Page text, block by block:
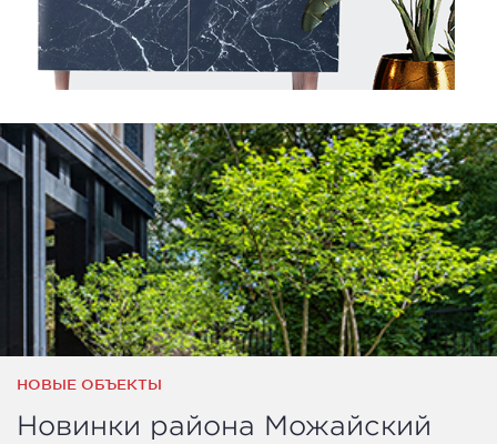
НОВЫЕ ОБЪЕКТЫ
Новинки района Можайский